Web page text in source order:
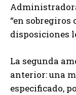
“en
disposiciones
La segunda
anterior: una
especificado,